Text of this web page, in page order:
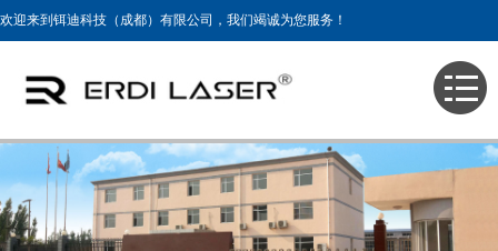
欢迎来到铒迪科技（成都）有限公司，我们竭诚为您服务！
>产品展示>905nm激光测距仪模块